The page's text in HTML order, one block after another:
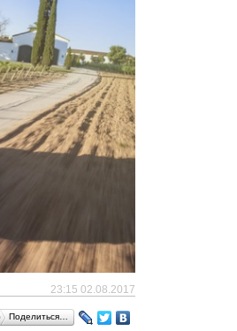
23:15 02.08.2017
Поделиться…